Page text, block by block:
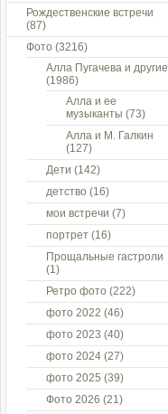
Рождественские встречи
(87)
Фото (3216)
Алла Пугачева и другие
(1986)
Алла и ее
музыканты (73)
Алла и М. Галкин
(127)
Дети (142)
детство (16)
мои встречи (7)
портрет (16)
Прощальные гастроли
(1)
Ретро фото (222)
фото 2022 (46)
фото 2023 (40)
фото 2024 (27)
фото 2025 (39)
Фото 2026 (21)